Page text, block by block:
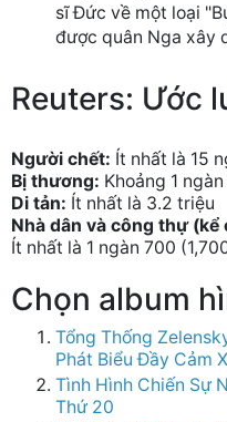
sĩ Đức về một loại
được quân Nga xây
Reuters: Ước
Người chết: Ít nhất là 15
Bị thương: Khoảng 1
Di tản: Ít nhất là 3.2 triệu
Nhà dân và công thự
Ít nhất là 1 ngàn 700
Chọn album
Tổng Thống
Phát Biểu Đầy Cảm
Tình Hình Chiến Sự
Thứ 20